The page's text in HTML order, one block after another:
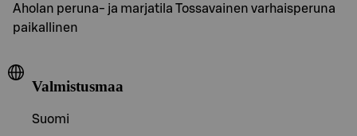
Aholan peruna- ja marjatila Tossavainen varhaisperuna
paikallinen
Valmistusmaa
Suomi